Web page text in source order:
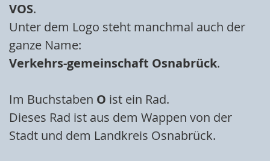
VOS.
Unter dem Logo steht manchmal auch der
ganze Name:
Verkehrs-gemeinschaft Osnabrück.
Im Buchstaben O ist ein Rad.
Dieses Rad ist aus dem Wappen von der
Stadt und dem Landkreis Osnabrück.